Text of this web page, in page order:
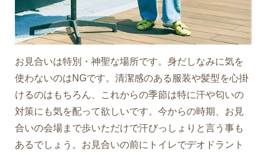
お見合いは特別・神聖な場所です。身だしなみに気を
使わないのはNGです。清潔感のある服装や髪型を心掛
けるのはもちろん、これからの季節は特に汗や匂いの
対策にも気を配って欲しいです。今からの時期、お見
合いの会場まで歩いただけで汗びっしょりと言う事も
あるでしょう。お見合いの前にトイレでデオドラント